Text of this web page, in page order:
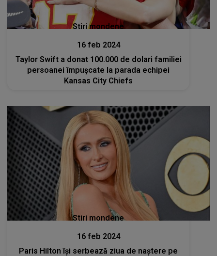
Stiri mondene
16 feb 2024
Taylor Swift a donat 100.000 de dolari familiei
persoanei împuşcate la parada echipei
Kansas City Chiefs
Stiri mondene
16 feb 2024
Paris Hilton își serbează ziua de naștere pe